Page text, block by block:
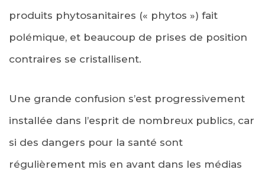
produits phytosanitaires (« phytos ») fait
polémique, et beaucoup de prises de position
contraires se cristallisent.
Une grande confusion s’est progressivement
installée dans l’esprit de nombreux publics, car
si des dangers pour la santé sont
régulièrement mis en avant dans les médias